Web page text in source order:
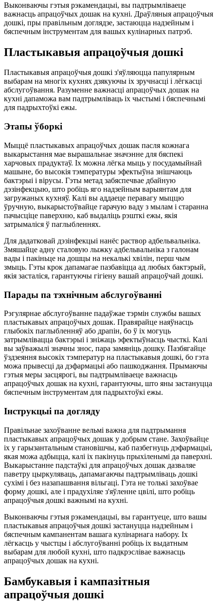
Выконваючы гэтыя рэкамендацыі, вы падтрымліваеце
важнасць апрацоўчых дошак на кухні. Драўляныя апрацоўчыя
дошкі, пры правільным доглядзе, застаюцца надзейным і
бяспечным інструментам для вашых кулінарных патрэб.
Пластыкавыя апрацоўчыя дошкі
Пластыкавыя апрацоўчыя дошкі з'яўляюцца папулярным
выбарам на многіх кухнях дзякуючы іх зручнасці і лёгкасці
абслугоўвання. Разуменне важнасці апрацоўчых дошак на
кухні дапаможа вам падтрымліваць іх чыстымі і бяспечнымі
для падрыхтоўкі ежы.
Этапы ўборкі
Мыццё пластыкавых апрацоўчых дошак пасля кожнага
выкарыстання мае вырашальнае значэнне для бяспекі
харчовых прадуктаў. Іх можна лёгка мыць у посудамыйнай
машыне, бо высокія тэмпературы эфектыўна знішчаюць
бактэрыі і вірусы. Гэты метад забяспечвае дбайную
дэзінфекцыю, што робіць яго надзейным варыянтам для
загружаных кухняў. Калі вы аддаеце перавагу мыццю
ўручную, выкарыстоўвайце гарачую ваду з мылам і старанна
пачысціце паверхню, каб выдаліць рэшткі ежы, якія
затрымаліся ў паглыбленнях.
Для дадатковай дэзінфекцыі нанёс раствор адбельвальніка.
Змяшайце адну сталовую лыжку адбельвальніка з галонам
вады і пакіньце на дошцы на некалькі хвілін, перш чым
змыць. Гэты крок дапамагае пазбавіцца ад любых бактэрый,
якія засталіся, гарантуючы гігіену вашай апрацоўчай дошкі.
Парады па тэхнічным абслугоўванні
Рэгулярнае абслугоўванне падаўжае тэрмін службы вашых
пластыкавых апрацоўчых дошак. Правярайце наяўнасць
глыбокіх паглыбленняў або драпін, бо ў іх могуць
затрымлівацца бактэрыі і зніжаць эфектыўнасць чысткі. Калі
вы заўважылі значны знос, пара замяніць дошку. Пазбягайце
ўздзеяння высокіх тэмператур на пластыкавыя дошкі, бо гэта
можа прывесці да дэфармацыі або пашкоджання. Прымаючы
гэтыя меры засцярогі, вы падтрымліваеце важнасць
апрацоўчых дошак на кухні, гарантуючы, што яны застануцца
бяспечным інструментам для падрыхтоўкі ежы.
Інструкцыі па догляду
Правільнае захоўванне вельмі важна для падтрымання
пластыкавых апрацоўчых дошак у добрым стане. Захоўвайце
іх у гарызантальным становішчы, каб пазбегнуць дэфармацыі,
якая можа адбыцца, калі іх пакінуць прыхіленымі да паверхні.
Выкарыстанне падстаўкі для апрацоўчых дошак дазваляе
паветру цыркуляваць, дапамагаючы падтрымліваць дошкі
сухімі і без назапашвання вільгаці. Гэта не толькі захоўвае
форму дошкі, але і прадухіляе з'яўленне цвілі, што робіць
апрацоўчыя дошкі важнымі на кухні.
Выконваючы гэтыя рэкамендацыі, вы гарантуеце, што вашы
пластыкавыя апрацоўчыя дошкі застануцца надзейным і
бяспечным кампанентам вашага кулінарнага набору. Іх
лёгкасць у чыстцы і абслугоўванні робіць іх выдатным
выбарам для любой кухні, што падкрэслівае важнасць
апрацоўчых дошак на кухні.
Бамбукавыя і кампазітныя
апрацоўчыя дошкі